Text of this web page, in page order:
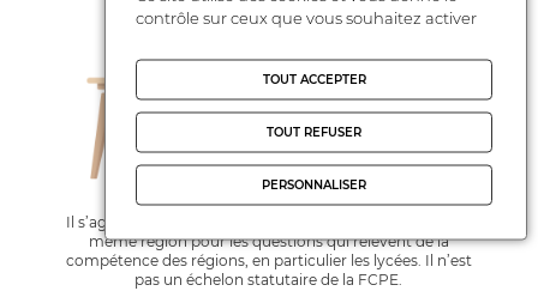
Il s’agit d’une structure de coordination des CDPE d’une
même région pour les questions qui relèvent de la
compétence des régions, en particulier les lycées. Il n’est
pas un échelon statutaire de la FCPE.
contrôle sur ceux que vous souhaitez activer
TOUT ACCEPTER
TOUT REFUSER
PERSONNALISER